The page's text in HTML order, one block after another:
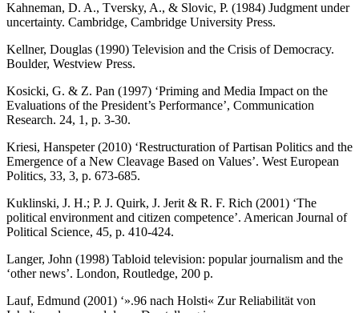
Kahneman, D. A., Tversky, A., & Slovic, P. (1984) Judgment under
uncertainty. Cambridge, Cambridge University Press.
Kellner, Douglas (1990) Television and the Crisis of Democracy.
Boulder, Westview Press.
Kosicki, G. & Z. Pan (1997) ‘Priming and Media Impact on the
Evaluations of the President’s Performance’, Communication
Research. 24, 1, p. 3-30.
Kriesi, Hanspeter (2010) ‘Restructuration of Partisan Politics and the
Emergence of a New Cleavage Based on Values’. West European
Politics, 33, 3, p. 673-685.
Kuklinski, J. H.; P. J. Quirk, J. Jerit & R. F. Rich (2001) ‘The
political environment and citizen competence’. American Journal of
Political Science, 45, p. 410-424.
Langer, John (1998) Tabloid television: popular journalism and the
‘other news’. London, Routledge, 200 p.
Lauf, Edmund (2001) ‘».96 nach Holsti« Zur Reliabilität von